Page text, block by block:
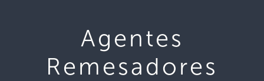
Agentes
Remesadores